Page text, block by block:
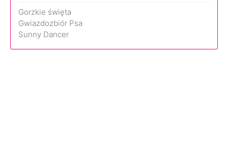
Gorzkie święta
Gwiazdozbiór Psa
Sunny Dancer